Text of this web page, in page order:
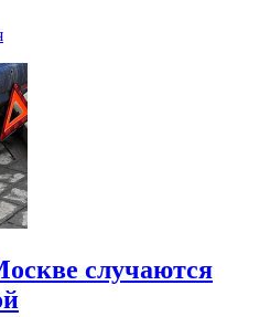
случаются